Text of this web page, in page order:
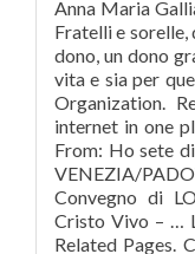
Anna Maria
Fratelli e sorelle,
dono, un dono
vita e sia per
Organization.
internet in one
From: Ho sete
VENEZIA/
Convegno di
Cristo Vivo – …
Related Pages.